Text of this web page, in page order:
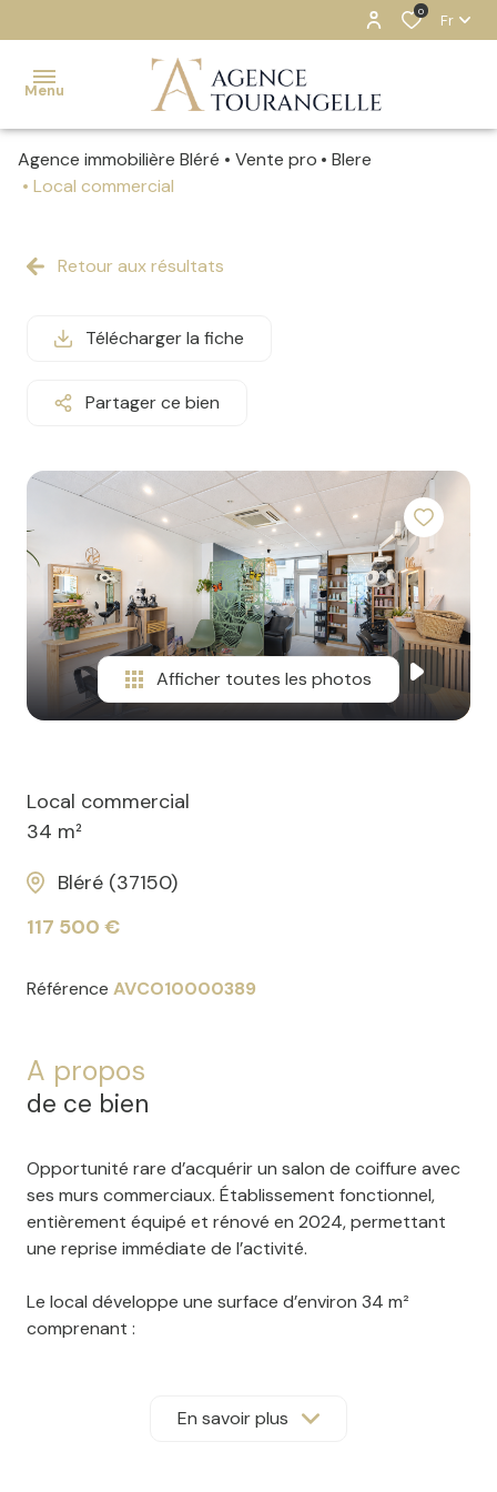
0 Fr
Menu
ACCUEIL
CONTACT
Agence immobilière Bléré Vente pro
Blere
Local commercial
Retour aux résultats
Télécharger la fiche
Partager ce bien
Afficher toutes les photos
Local commercial
34 m²
Bléré (37150)
117 500 €
Référence AVCO10000389
A propos
de ce bien
Opportunité rare d’acquérir un salon de coiffure avec
ses murs commerciaux. Établissement fonctionnel,
entièrement équipé et rénové en 2024, permettant
une reprise immédiate de l’activité.
Le local développe une surface d’environ 34 m²
comprenant :
- Pièce de stockage de 4,4 m²
En savoir plus